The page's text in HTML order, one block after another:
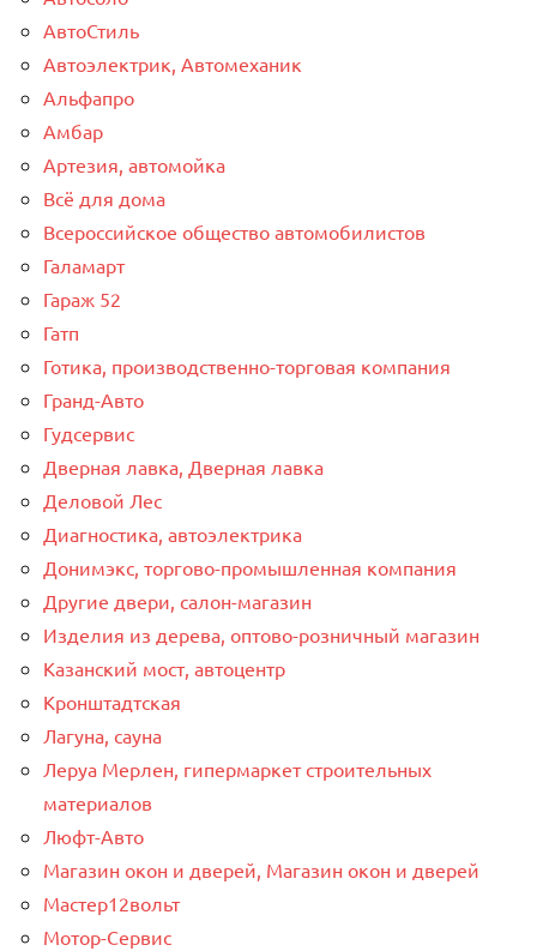
АвтоСтиль
Автоэлектрик, Автомеханик
Альфапро
Амбар
Артезия, автомойка
Всё для дома
Всероссийское общество автомобилистов
Галамарт
Гараж 52
Гатп
Готика, производственно-торговая компания
Гранд-Авто
Гудсервис
Дверная лавка, Дверная лавка
Деловой Лес
Диагностика, автоэлектрика
Донимэкс, торгово-промышленная компания
Другие двери, салон-магазин
Изделия из дерева, оптово-розничный магазин
Казанский мост, автоцентр
Кронштадтская
Лагуна, сауна
Леруа Мерлен, гипермаркет строительных
материалов
Люфт-Авто
Магазин окон и дверей, Магазин окон и дверей
Мастер12вольт
Мотор-Сервис